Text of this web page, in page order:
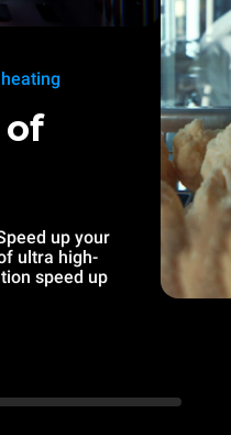
of
up your
ultra high-
speed up